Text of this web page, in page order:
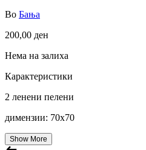
Во Бања
200,00 ден
Нема на залиха
Карактеристики
2 ленени пелени
димензии: 70х70
Show More